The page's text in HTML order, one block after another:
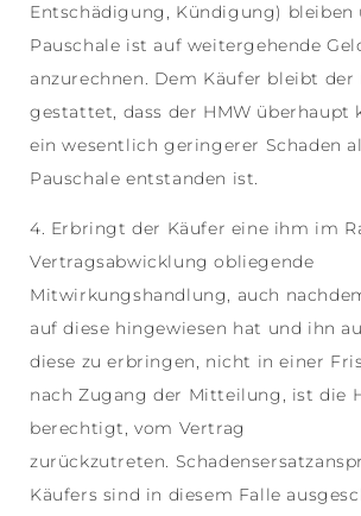
Entschädigung, Kündigung) bleiben
Pauschale ist auf weitergehende
anzurechnen. Dem Käufer bleibt der
gestattet, dass der HMW überhaupt
ein wesentlich geringerer Schaden
Pauschale entstanden ist.
4. Erbringt der Käufer eine ihm im
Vertragsabwicklung obliegende
Mitwirkungshandlung, auch
auf diese hingewiesen hat und ihn
diese zu erbringen, nicht in einer
nach Zugang der Mitteilung, ist die
berechtigt, vom Vertrag
zurückzutreten.
Käufers sind in diesem Falle